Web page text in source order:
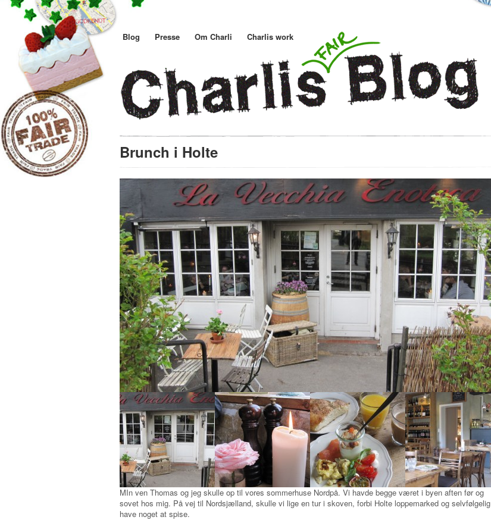
Blog Presse Om Charli Charlis work
Brunch i Holte
MIn ven Thomas og jeg skulle op til vores sommerhuse Nordpå. Vi havde begge været i byen aften før og
sovet hos mig. På vej til Nordsjælland, skulle vi lige en tur i skoven, forbi Holte loppemarked og selvfølgelig
have noget at spise.